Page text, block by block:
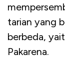
tarian yang
berbeda,
Pakarena.